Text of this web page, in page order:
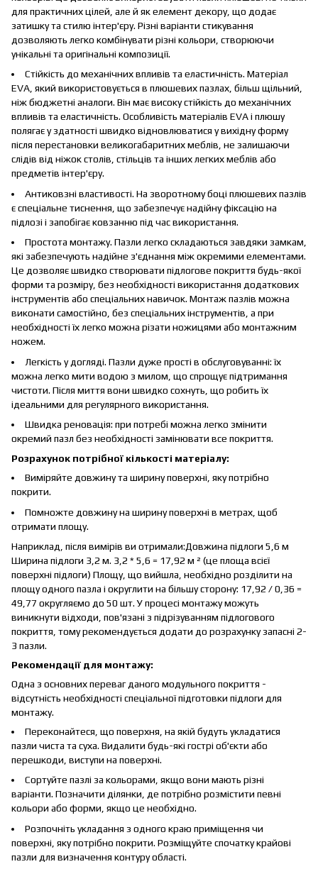
для практичних цілей, але й як елемент декору, що додає
затишку та стилю інтер'єру. Різні варіанти стикування
дозволяють легко комбінувати різні кольори, створюючи
унікальні та оригінальні композиції.
Стійкість до механічних впливів та еластичність. Матеріал
EVA, який використовується в плюшевих пазлах, більш щільний,
ніж бюджетні аналоги. Він має високу стійкість до механічних
впливів та еластичність. Особливість матеріалів EVA і плюшу
полягає у здатності швидко відновлюватися у вихідну форму
після перестановки великогабаритних меблів, не залишаючи
слідів від ніжок столів, стільців та інших легких меблів або
предметів інтер'єру.
Антиковзні властивості. На зворотному боці плюшевих пазлів
є спеціальне тиснення, що забезпечує надійну фіксацію на
підлозі і запобігає ковзанню під час використання.
Простота монтажу. Пазли легко складаються завдяки замкам,
які забезпечують надійне з'єднання між окремими елементами.
Це дозволяє швидко створювати підлогове покриття будь-якої
форми та розміру, без необхідності використання додаткових
інструментів або спеціальних навичок. Монтаж пазлів можна
виконати самостійно, без спеціальних інструментів, а при
необхідності їх легко можна різати ножицями або монтажним
ножем.
Легкість у догляді. Пазли дуже прості в обслуговуванні: їх
можна легко мити водою з милом, що спрощує підтримання
чистоти. Після миття вони швидко сохнуть, що робить їх
ідеальними для регулярного використання.
Швидка реновація: при потребі можна легко змінити
окремий пазл без необхідності замінювати все покриття.
Розрахунок потрібної кількості матеріалу:
Виміряйте довжину та ширину поверхні, яку потрібно
покрити.
Помножте довжину на ширину поверхні в метрах, щоб
отримати площу.
Наприклад, після вимірів ви отримали:Довжина підлоги 5,6 м
Ширина підлоги 3,2 м. 3,2 * 5,6 = 17,92 м ² (це площа всієї
поверхні підлоги) Площу, що вийшла, необхідно розділити на
площу одного пазла і округлити на більшу сторону: 17,92 / 0,36 =
49,77 округляємо до 50 шт. У процесі монтажу можуть
виникнути відходи, пов'язані з підрізуванням підлогового
покриття, тому рекомендується додати до розрахунку запасні 2-
3 пазли.
Рекомендації для монтажу:
Одна з основних переваг даного модульного покриття -
відсутність необхідності спеціальної підготовки підлоги для
монтажу.
Переконайтеся, що поверхня, на якій будуть укладатися
пазли чиста та суха. Видалити будь-які гострі об'єкти або
перешкоди, виступи на поверхні.
Сортуйте пазлі за кольорами, якщо вони мають різні
варіанти. Позначити ділянки, де потрібно розмістити певні
кольори або форми, якщо це необхідно.
Розпочніть укладання з одного краю приміщення чи
поверхні, яку потрібно покрити. Розміщуйте спочатку крайові
пазли для визначення контуру області.